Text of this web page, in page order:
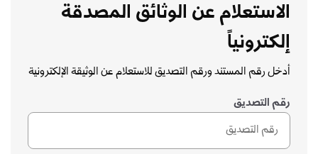
الاستعلام عن الوثائق المصدقة
إلكترونياً
أدخل رقم المستند ورقم التصديق للاستعلام عن الوثيقة الإلكترونية
رقم التصديق